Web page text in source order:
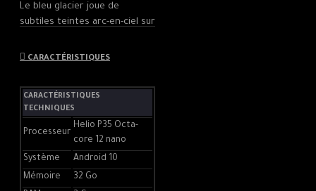
Le bleu glacier joue de
subtiles teintes arc-en-ciel sur
un glacier embrassé de façon
romantique.
Empreinte digitale latérale
La conception à empreinte
digitale latérale de vivo
intègre le scanner
CARACTÉRISTIQUES
CARACTÉRISTIQUES
TECHNIQUES
Processeur
Helio P35 Octa-
core 12 nano
Système
Android 10
Mémoire
32 Go